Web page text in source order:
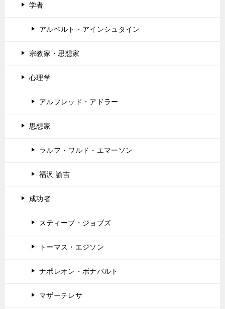
学者
アルベルト・アインシュタイン
宗教家・思想家
心理学
アルフレッド・アドラー
思想家
ラルフ・ワルド・エマーソン
福沢 諭吉
成功者
スティーブ・ジョブズ
トーマス・エジソン
ナポレオン・ボナパルト
マザーテレサ